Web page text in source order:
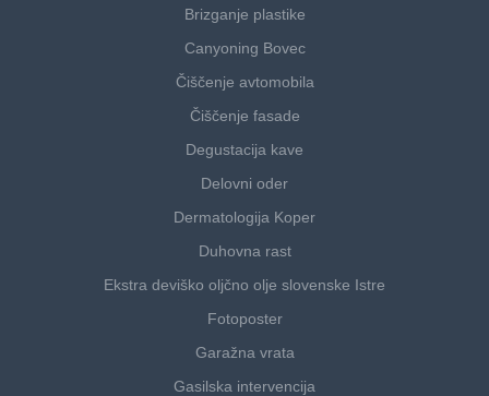
Brizganje plastike
Canyoning Bovec
Čiščenje avtomobila
Čiščenje fasade
Degustacija kave
Delovni oder
Dermatologija Koper
Duhovna rast
Ekstra deviško oljčno olje slovenske Istre
Fotoposter
Garažna vrata
Gasilska intervencija